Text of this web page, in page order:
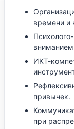
времени и
ИКТ-
привычек.
при